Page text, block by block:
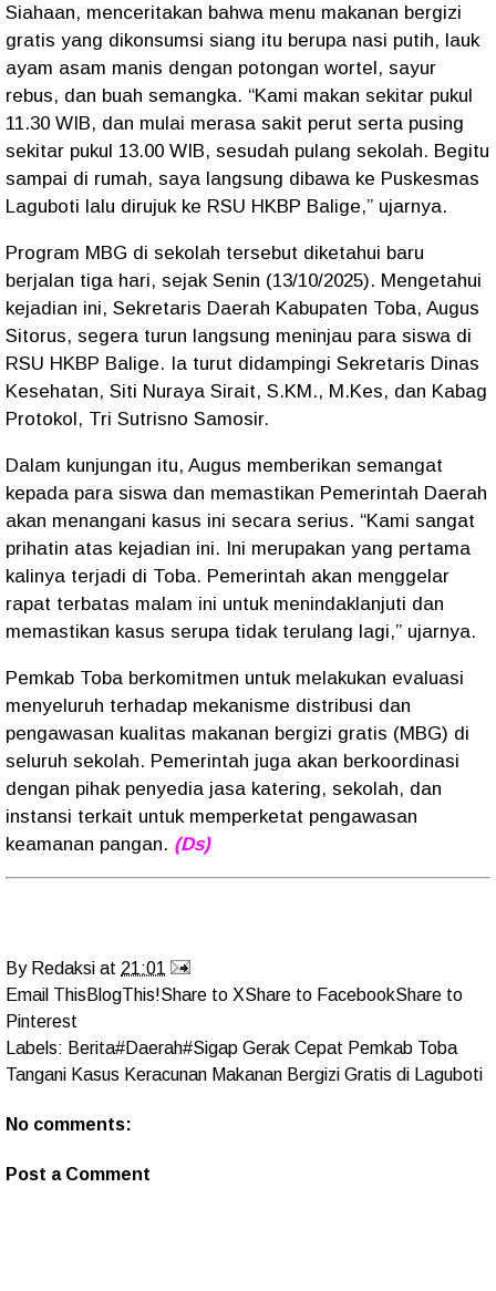
Siahaan, menceritakan bahwa menu makanan bergizi
gratis yang dikonsumsi siang itu berupa nasi putih, lauk
ayam asam manis dengan potongan wortel, sayur
rebus, dan buah semangka. “Kami makan sekitar pukul
11.30 WIB, dan mulai merasa sakit perut serta pusing
sekitar pukul 13.00 WIB, sesudah pulang sekolah. Begitu
sampai di rumah, saya langsung dibawa ke Puskesmas
Laguboti lalu dirujuk ke RSU HKBP Balige,” ujarnya.
Program MBG di sekolah tersebut diketahui baru
berjalan tiga hari, sejak Senin (13/10/2025). Mengetahui
kejadian ini, Sekretaris Daerah Kabupaten Toba, Augus
Sitorus, segera turun langsung meninjau para siswa di
RSU HKBP Balige. Ia turut didampingi Sekretaris Dinas
Kesehatan, Siti Nuraya Sirait, S.KM., M.Kes, dan Kabag
Protokol, Tri Sutrisno Samosir.
Dalam kunjungan itu, Augus memberikan semangat
kepada para siswa dan memastikan Pemerintah Daerah
akan menangani kasus ini secara serius. “Kami sangat
prihatin atas kejadian ini. Ini merupakan yang pertama
kalinya terjadi di Toba. Pemerintah akan menggelar
rapat terbatas malam ini untuk menindaklanjuti dan
memastikan kasus serupa tidak terulang lagi,” ujarnya.
Pemkab Toba berkomitmen untuk melakukan evaluasi
menyeluruh terhadap mekanisme distribusi dan
pengawasan kualitas makanan bergizi gratis (MBG) di
seluruh sekolah. Pemerintah juga akan berkoordinasi
dengan pihak penyedia jasa katering, sekolah, dan
instansi terkait untuk memperketat pengawasan
keamanan pangan. (Ds)
By Redaksi at 21:01
Email This BlogThis!Share to XShare to FacebookShare to
Pinterest
Labels: Berita#Daerah#Sigap Gerak Cepat Pemkab Toba
Tangani Kasus Keracunan Makanan Bergizi Gratis di Laguboti
No comments:
Post a Comment